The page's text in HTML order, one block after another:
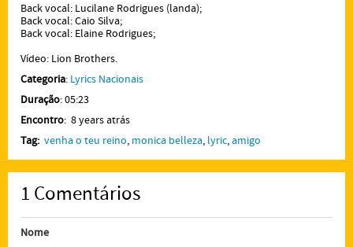
Back vocal: Lucilane Rodrigues (landa);
Back vocal: Caio Silva;
Back vocal: Elaine Rodrigues;
Vídeo: Lion Brothers.
Categoria: Lyrics Nacionais
Duração: 05:23
Encontro: 8 years atrás
Tag: venha o teu reino, monica belleza, lyric,amigo
1 Comentários
Nome